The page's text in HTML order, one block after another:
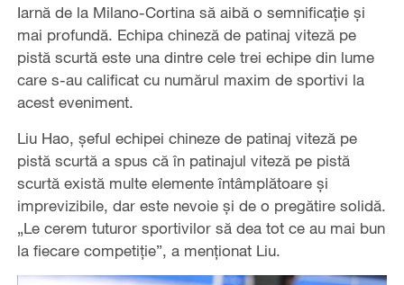
Iarnă de la Milano-Cortina să aibă o semnificație și
mai profundă. Echipa chineză de patinaj viteză pe
pistă scurtă este una dintre cele trei echipe din lume
care s-au calificat cu numărul maxim de sportivi la
acest eveniment.
Liu Hao, șeful echipei chineze de patinaj viteză pe
pistă scurtă a spus că în patinajul viteză pe pistă
scurtă există multe elemente întâmplătoare și
imprevizibile, dar este nevoie și de o pregătire solidă.
„Le cerem tuturor sportivilor să dea tot ce au mai bun
la fiecare competiție”, a menționat Liu.